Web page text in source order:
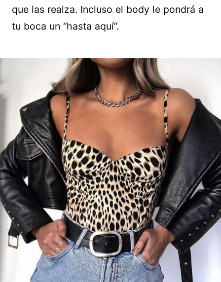
que las realza. Incluso el body le pondrá a
tu boca un “hasta aquí”.